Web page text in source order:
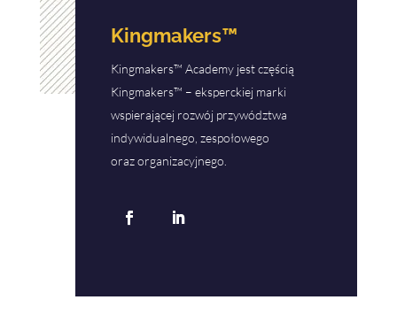
Kingmakers™
Kingmakers™ Academy jest częścią
Kingmakers™ – eksperckiej marki
wspierającej rozwój przywództwa
indywidualnego, zespołowego
oraz organizacyjnego.